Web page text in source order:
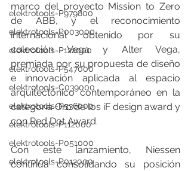
elektrotools-P979800
elektrotools-P003000
elektrotools-P122000
elektrotools-P547000
elektrotools-C039000
elektrotools-P536000
elektrotools-P112000
elektrotools-P051000
elektrotools-P012000
marco del proyecto Mission to Zero
de ABB, y el reconocimiento
internacional obtenido por su
colección Vega y Alter Vega,
premiada por su propuesta de diseño
e innovación aplicada al espacio
arquitectónico contemporáneo en la
categoría Oro de los iF design award y
con Red Dot Award.
Con este lanzamiento, Niessen
continúa consolidando su posición